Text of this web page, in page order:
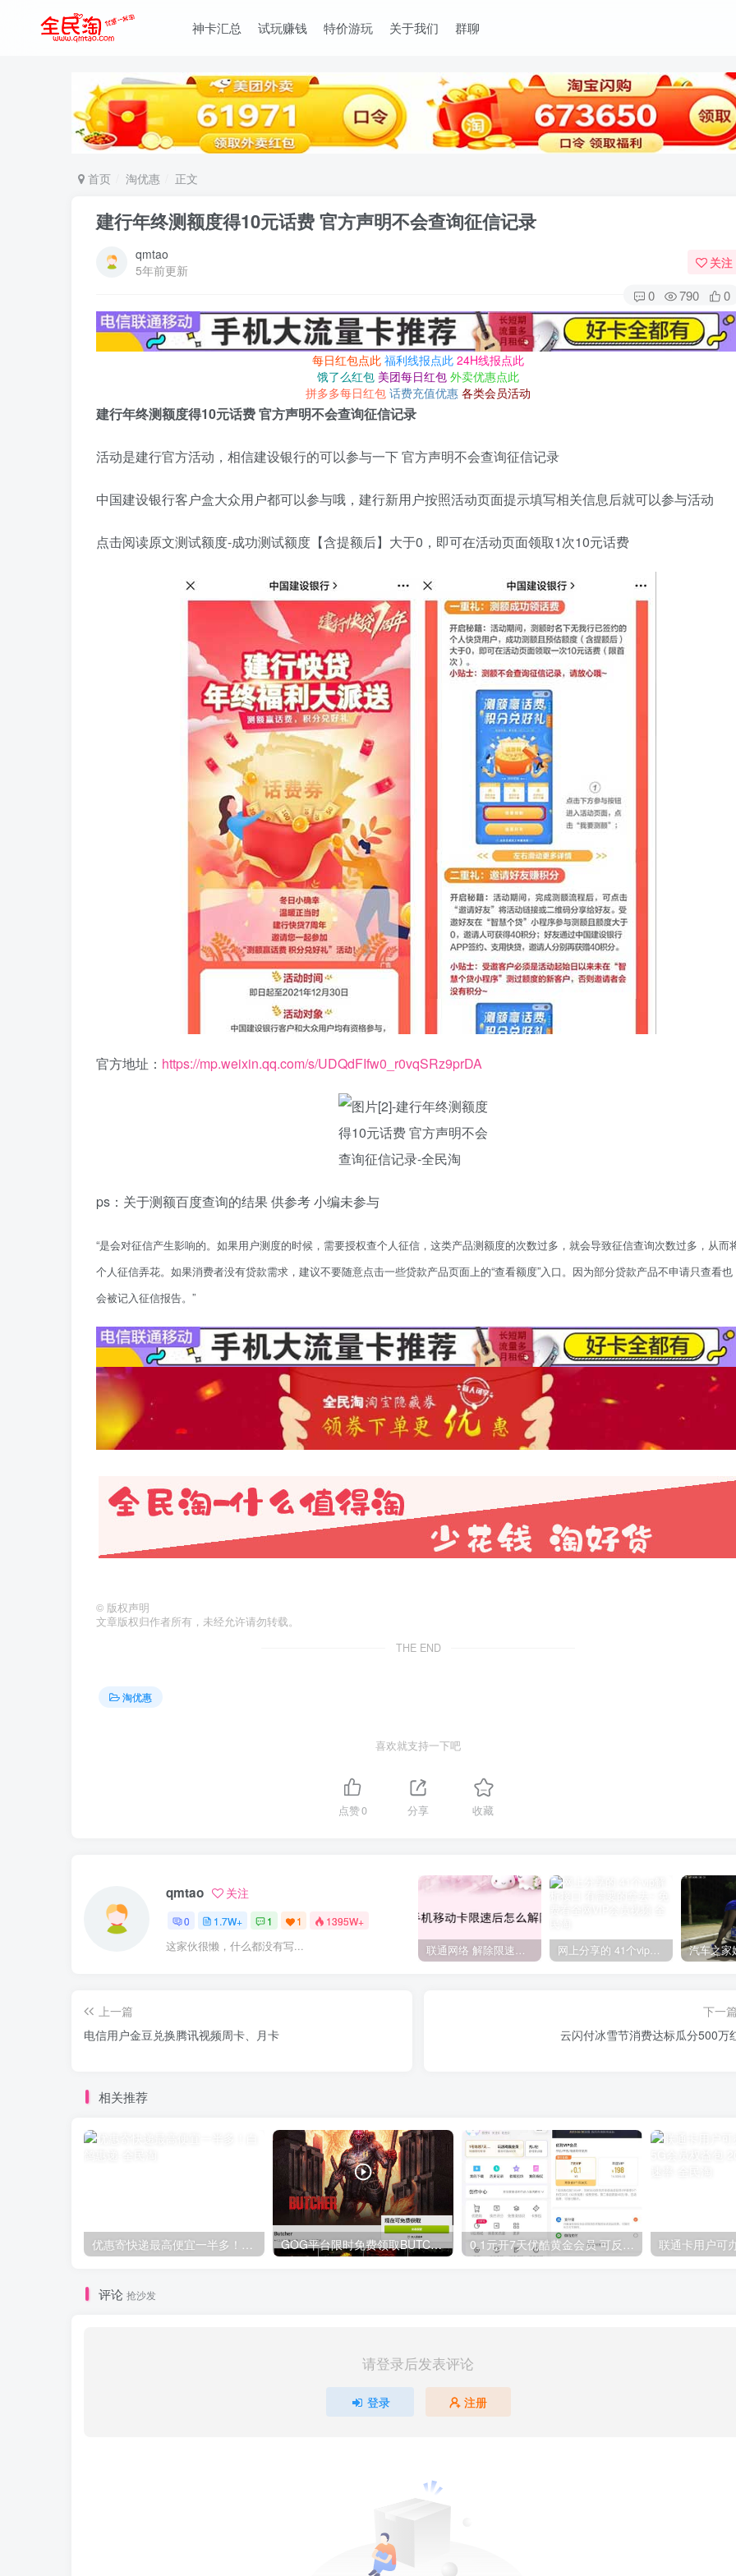
神卡汇总 试玩赚钱 特价游玩 关于我们 群聊
首页 淘优惠 正文
建行年终测额度得10元话费 官方声明不会查询征信记录
qmtao
5年前更新
关注
0 790 0
每日红包点此 福利线报点此 24H线报点此
饿了么红包 美团每日红包 外卖优惠点此
拼多多每日红包 话费充值优惠 各类会员活动
建行年终测额度得10元话费 官方声明不会查询征信记录
活动是建行官方活动，相信建设银行的可以参与一下 官方声明不会查询征信记录
中国建设银行客户盒大众用户都可以参与哦，建行新用户按照活动页面提示填写相关信息后就可以参与活动
点击阅读原文测试额度-成功测试额度【含提额后】大于0，即可在活动页面领取1次10元话费
官方地址： https://mp.weixin.qq.com/s/UDQdFIfw0_r0vqSRz9prDA
ps：关于测额百度查询的结果 供参考 小编未参与
“是会对征信产生影响的。如果用户测度的时候，需要授权查个人征信，这类产品测额度的次数过多，就会导致征信查询次数过多，从而
个人征信弄花。如果消费者没有贷款需求，建议不要随意点击一些贷款产品页面上的“查看额度”入口。因为部分贷款产品不申请只查看也
会被记入征信报告。”
© 版权声明
文章版权归作者所有，未经允许请勿转载。
THE END
淘优惠
喜欢就支持一下吧
点赞0 分享 收藏
qmtao 关注
0 1.7W+ 1 1 1395W+
这家伙很懒，什么都没有写... 联通网络 解除限速方法参考！畅享、畅玩、老白干等及其它地区自测了 网上分享的 41个vip解析接口 有需要的拿去~ 免费看全网VIP会员视频
上一篇
电信用户金豆兑换腾讯视频周卡、月卡
下一
云闪付冰雪节消费达标瓜分500万
相关推荐
优惠寄快递最高便宜一半多！白鸽惠递 GOG平台限时免费领取BUTCHER（屠夫） 0.1元开7天优酷黄金会员 可反复开通需要关闭自动续费
评论 抢沙发
请登录后发表评论
登录 注册